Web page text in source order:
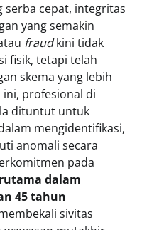
serba cepat, integritas
yang semakin
fraudkini tidak
fisik, tetapi telah
skema yang lebih
ini, profesional di
dituntut untuk
mengidentifikasi,
anomali secara
pada
dalam
45 tahun
sivitas